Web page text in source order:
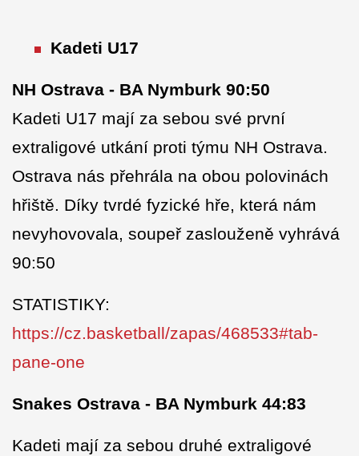
Kadeti U17
NH Ostrava - BA Nymburk 90:50
Kadeti U17 mají za sebou své první
extraligové utkání proti týmu NH Ostrava.
Ostrava nás přehrála na obou polovinách
hřiště. Díky tvrdé fyzické hře, která nám
nevyhovovala, soupeř zaslouženě vyhrává
90:50
STATISTIKY:
https://cz.basketball/zapas/468533#tab-
pane-one
Snakes Ostrava - BA Nymburk 44:83
Kadeti mají za sebou druhé extraligové